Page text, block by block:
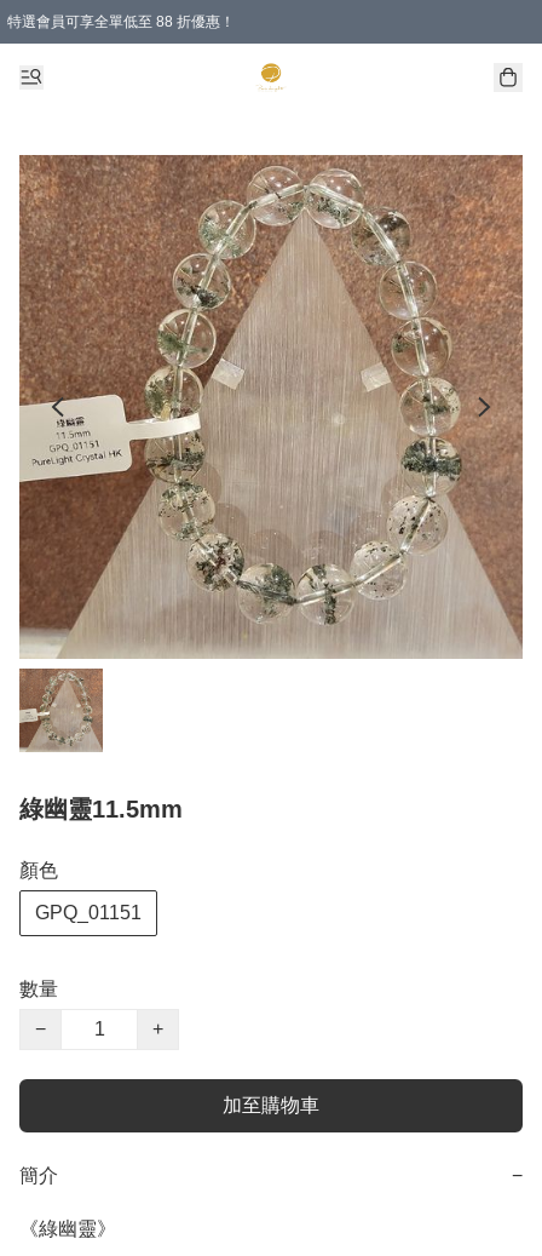
特選會員可享全單低至 88 折優惠！
購物滿 HKD 1000.00即享免運費優惠！（適用於 特定的送貨方式 )
綠幽靈11.5mm
顏色
GPQ_01151
數量
−
+
加至購物車
簡介 −
《綠幽靈》